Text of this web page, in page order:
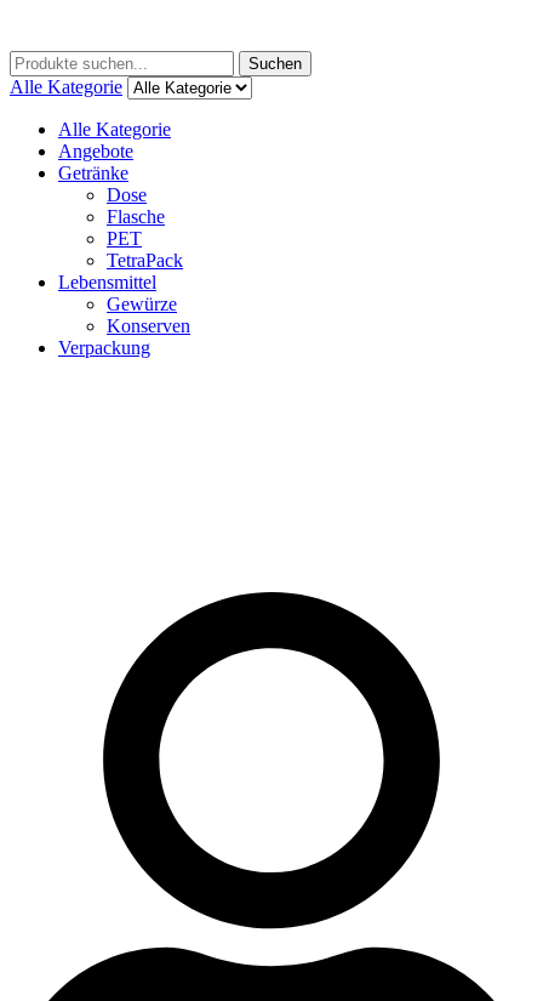
Menu
Suchen
nach:
Suchen
Alle Kategorie
Alle Kategorie
Angebote
Getränke
Dose
Flasche
PET
TetraPack
Lebensmittel
Gewürze
Konserven
Verpackung